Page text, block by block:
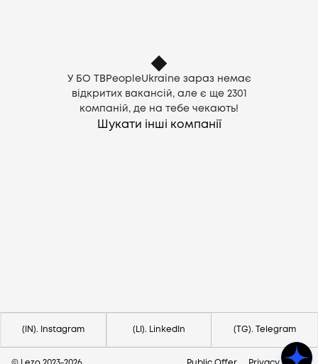
У БО TBPeopleUkraine зараз немає
відкритих вакансій, але є ще 2301
компаній, де на тебе чекають!
Шукати інші компанії
(IN). Instagram (LI). LinkedIn (TG). Telegram